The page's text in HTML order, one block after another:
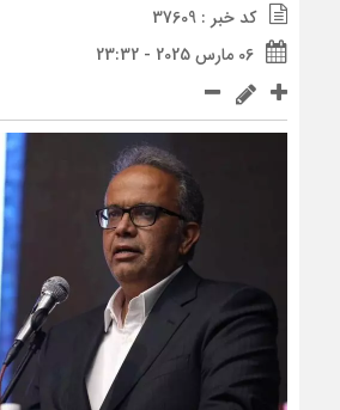
کد خبر : 37609
06 مارس 2025 - 23:32